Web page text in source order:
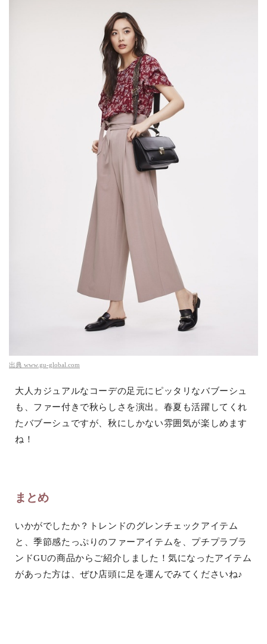
出典 www.gu-global.com
大人カジュアルなコーデの足元にピッタリなバブーシュ
も、ファー付きで秋らしさを演出。春夏も活躍してくれ
たバブーシュですが、秋にしかない雰囲気が楽しめます
ね！
まとめ
いかがでしたか？トレンドのグレンチェックアイテム
と、季節感たっぷりのファーアイテムを、プチプラブラ
ンドGUの商品からご紹介しました！気になったアイテム
があった方は、ぜひ店頭に足を運んでみてくださいね♪